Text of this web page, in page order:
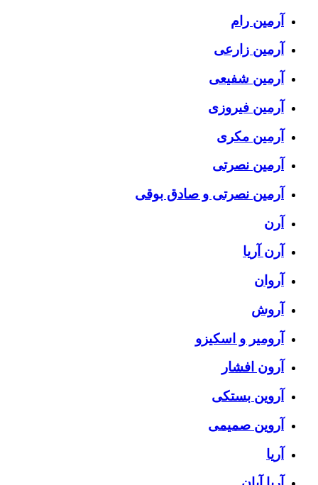
آرمین رام
آرمین زارعی
آرمین شفیعی
آرمین فیروزی
آرمین مکری
آرمین نصرتی
آرمین نصرتی و صادق بوقی
آرن
آرن آریا
آروان
آروش
آرومیر و اسکیزو
آرون افشار
آروین بستکی
آروین صمیمی
آریا